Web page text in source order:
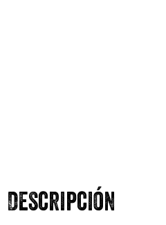
Descripción